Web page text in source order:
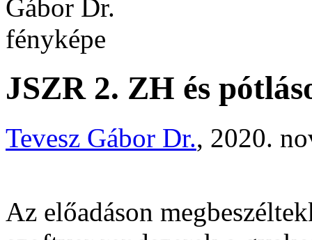
JSZR 2. ZH és
Tevesz Gábor Dr., 2020.
Az előadáson